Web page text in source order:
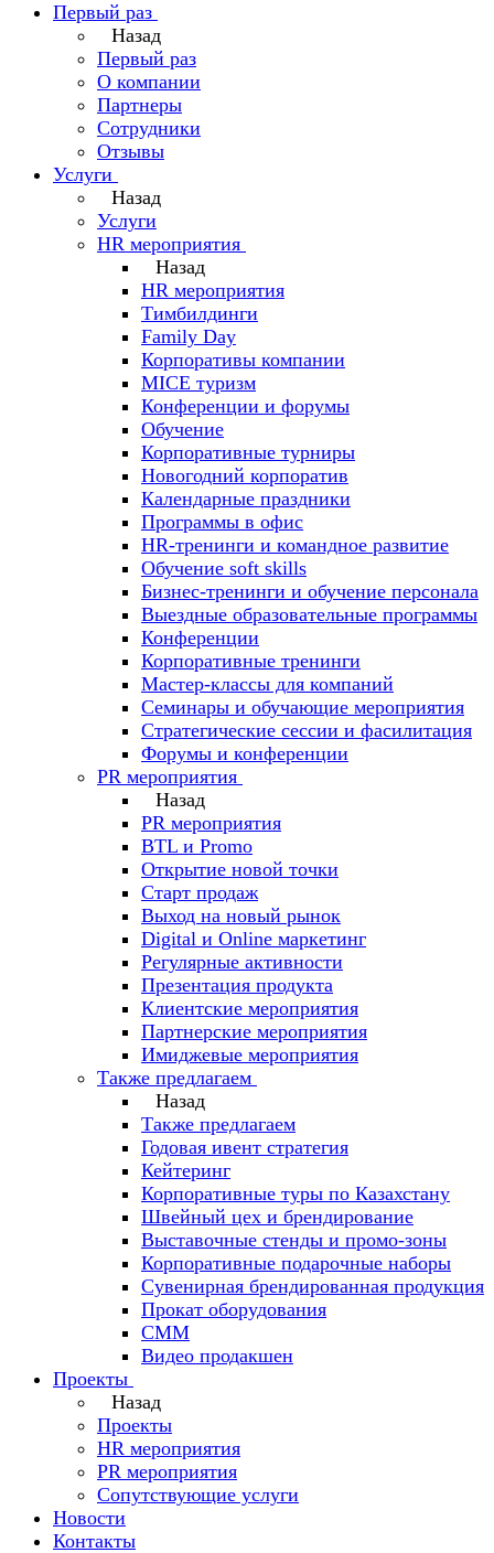
Первый раз
Назад
Первый раз
О компании
Партнеры
Сотрудники
Отзывы
Услуги
Назад
Услуги
HR мероприятия
Назад
HR мероприятия
Тимбилдинги
Family Day
Корпоративы компании
MICE туризм
Конференции и форумы
Обучение
Корпоративные турниры
Новогодний корпоратив
Календарные праздники
Программы в офис
HR-тренинги и командное развитие
Oбучение soft skills
Бизнес-тренинги и обучение персонала
Выездные образовательные программы
Конференции
Корпоративные тренинги
Мастер-классы для компаний
Семинары и обучающие мероприятия
Стратегические сессии и фасилитация
Форумы и конференции
PR мероприятия
Назад
PR мероприятия
BTL и Promo
Открытие новой точки
Старт продаж
Выход на новый рынок
Digital и Online маркетинг
Регулярные активности
Презентация продукта
Клиентские мероприятия
Партнерские мероприятия
Имиджевые мероприятия
Также предлагаем
Назад
Также предлагаем
Годовая ивент стратегия
Кейтеринг
Корпоративные туры по Казахстану
Швейный цех и брендирование
Выставочные стенды и промо-зоны
Корпоративные подарочные наборы
Сувенирная брендированная продукция
Прокат оборудования
СММ
Видео продакшен
Проекты
Назад
Проекты
HR мероприятия
PR мероприятия
Сопутствующие услуги
Новости
Контакты